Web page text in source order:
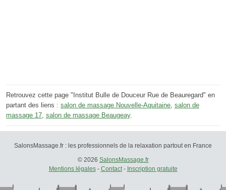
Retrouvez cette page "Institut Bulle de Douceur Rue de Beauregard" en
partant des liens : salon de massage Nouvelle-Aquitaine salon de
massage 17 salon de massage Beaugeay.
SalonsMassage.fr : les professionnels de la relaxation partout en France
© 2026 SalonsMassage.fr
Mentions légales- Contact- Inscription gratuite